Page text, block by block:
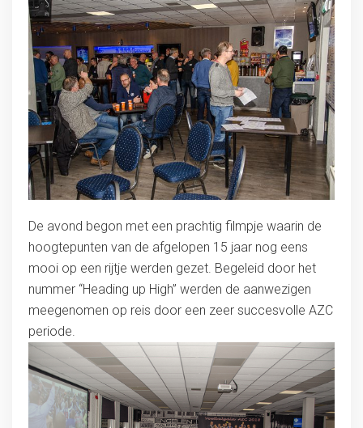
De avond begon met een prachtig filmpje waarin de
hoogtepunten van de afgelopen 15 jaar nog eens
mooi op een rijtje werden gezet. Begeleid door het
nummer “Heading up High” werden de aanwezigen
meegenomen op reis door een zeer succesvolle AZC
periode.